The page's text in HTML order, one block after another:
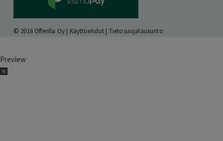
© 2016 Offerilla Oy | Käyttöehdot | Tietosuojalausunto
Preview